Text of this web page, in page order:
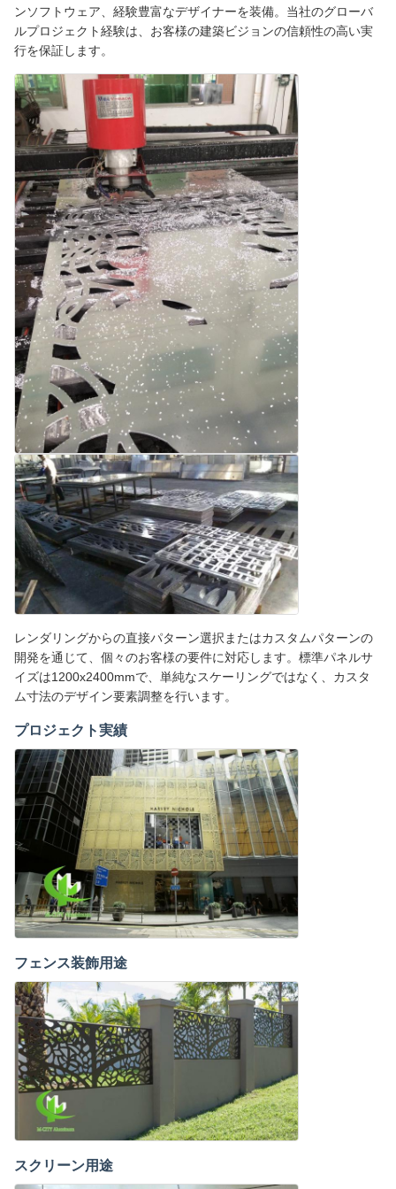
ンソフトウェア、経験豊富なデザイナーを装備。当社のグローバ
ルプロジェクト経験は、お客様の建築ビジョンの信頼性の高い実
行を保証します。
レンダリングからの直接パターン選択またはカスタムパターンの
開発を通じて、個々のお客様の要件に対応します。標準パネルサ
イズは1200x2400mmで、単純なスケーリングではなく、カスタ
ム寸法のデザイン要素調整を行います。
プロジェクト実績
フェンス装飾用途
スクリーン用途